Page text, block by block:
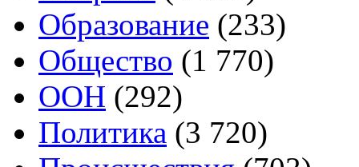
Образование (233)
Общество (1 770)
ООН (292)
Политика (3 720)